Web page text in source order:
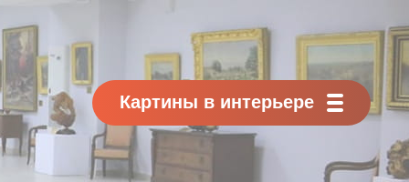
Картины в интерьере